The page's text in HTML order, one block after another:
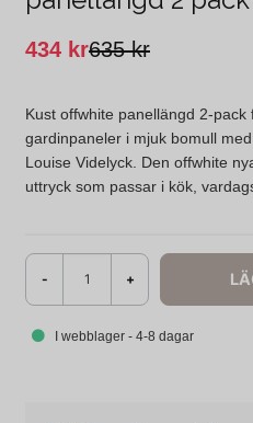
635 kr
434 kr
Kust offwhite panellängd 2-pack
gardinpaneler i mjuk bomull
Louise Videlyck. Den offwhite
uttryck som passar i kök,
- +
I webblager - 4-8 dagar